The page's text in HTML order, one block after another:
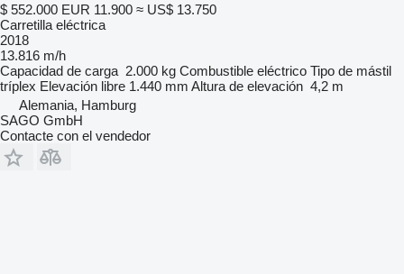
$ 552.000 EUR 11.900 ≈ US$ 13.750
Carretilla eléctrica
2018
13.816 m/h
Capacidad de carga 2.000 kg Combustible eléctrico Tipo de mástil
tríplex Elevación libre 1.440 mm Altura de elevación 4,2 m
Alemania, Hamburg
SAGO GmbH
Contacte con el vendedor